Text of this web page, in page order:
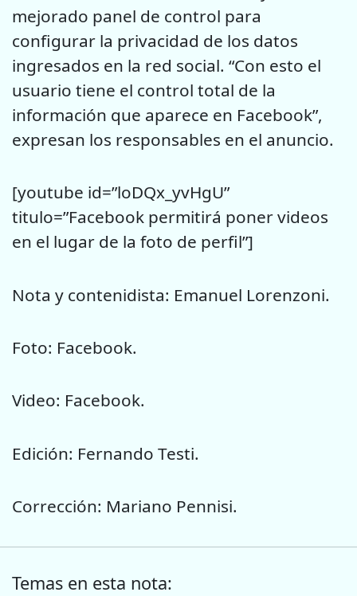
mejorado panel de control para
configurar la privacidad de los datos
ingresados en la red social. “Con esto el
usuario tiene el control total de la
información que aparece en Facebook”,
expresan los responsables en el anuncio.
[youtube id=”loDQx_yvHgU”
titulo=”Facebook permitirá poner videos
en el lugar de la foto de perfil”]
Nota y contenidista: Emanuel Lorenzoni.
Foto: Facebook.
Video: Facebook.
Edición: Fernando Testi.
Corrección: Mariano Pennisi.
Temas en esta nota: